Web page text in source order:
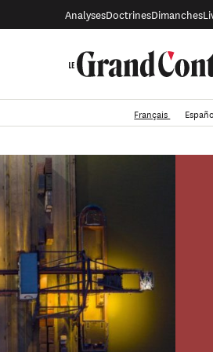
AnalysesDoctrinesDimanches
Français